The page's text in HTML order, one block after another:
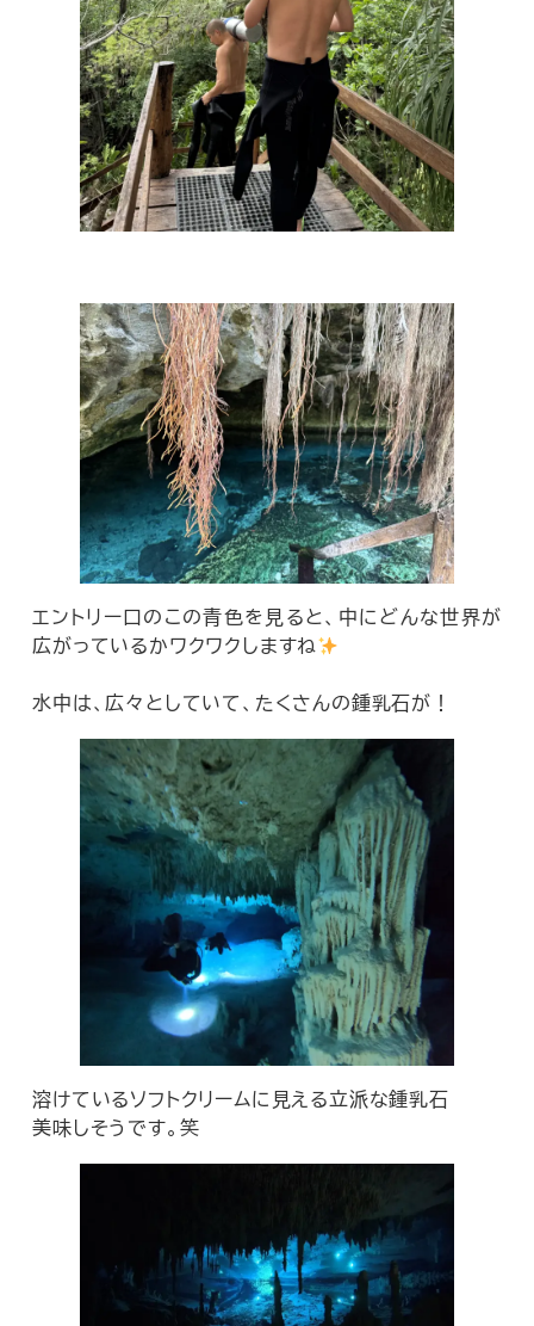
エントリー口のこの青色を見ると、中にどんな世界が
広がっているかワクワクしますね
水中は、広々としていて、たくさんの鍾乳石が！
溶けているソフトクリームに見える立派な鍾乳石
美味しそうです。笑